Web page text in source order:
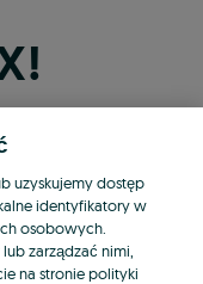
Apple
uzyskujemy dostęp
identyfikatory w
osobowych.
zarządzać nimi,
na stronie polityki